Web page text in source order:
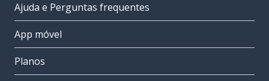
Ajuda e Perguntas frequentes
App móvel
Planos